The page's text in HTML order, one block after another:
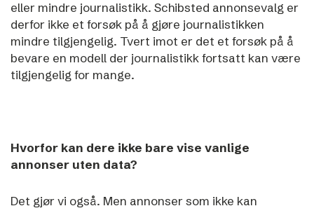
eller mindre journalistikk. Schibsted annonsevalg er
derfor ikke et forsøk på å gjøre journalistikken
mindre tilgjengelig. Tvert imot er det et forsøk på å
bevare en modell der journalistikk fortsatt kan være
tilgjengelig for mange.
Hvorfor kan dere ikke bare vise vanlige
annonser uten data?
Det gjør vi også. Men annonser som ikke kan